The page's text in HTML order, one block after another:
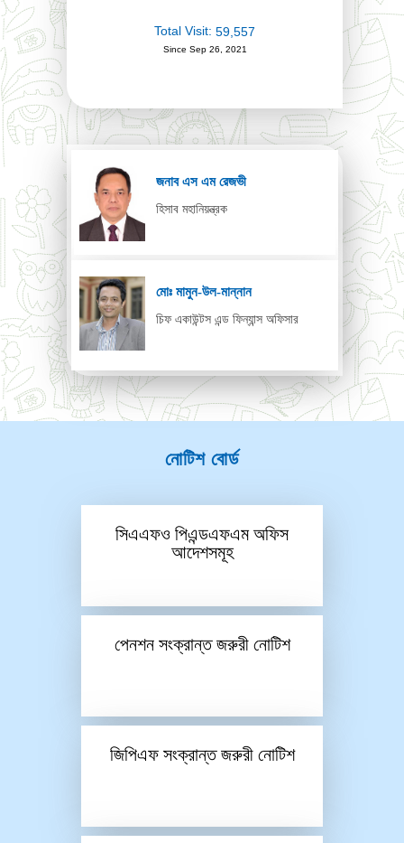
Total Visit: 59,557
Since Sep 26, 2021
জনাব এস এম রেজভী
হিসাব মহানিয়ন্ত্রক
মোঃ মামুন-উল-মান্নান
চিফ একাউন্টস এন্ড ফিন্যান্স অফিসার
নোটিশ বোর্ড
সিএএফও পিএন্ডএফএম অফিস
আদেশসমূহ
পেনশন সংক্রান্ত জরুরী নোটিশ
জিপিএফ সংক্রান্ত জরুরী নোটিশ